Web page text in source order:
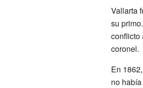
Vallarta
su
conflicto
coronel.
En
no